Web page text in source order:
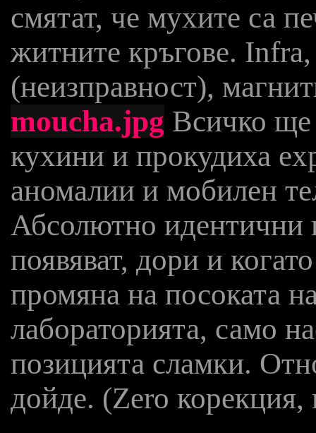
смятат, че мухите са
житните кръгове.
(неизправност),
moucha.jpg Всичко ще
кухини и прокудиха
аномалии и мобилен
Абсолютно идентични
появяват, дори и
промяна на посоката
лабораторията, само
позицията сламки.
дойде. (Zero корекция,